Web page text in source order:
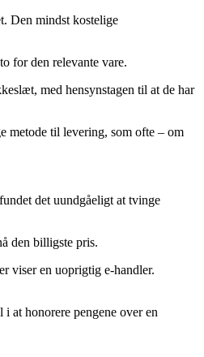
Den mindst kostelige
for den relevante vare.
med hensynstagen til at de har
metode til levering, som ofte – om
det uundgåeligt at tvinge
den billigste pris.
viser en uoprigtig e-handler.
at honorere pengene over en